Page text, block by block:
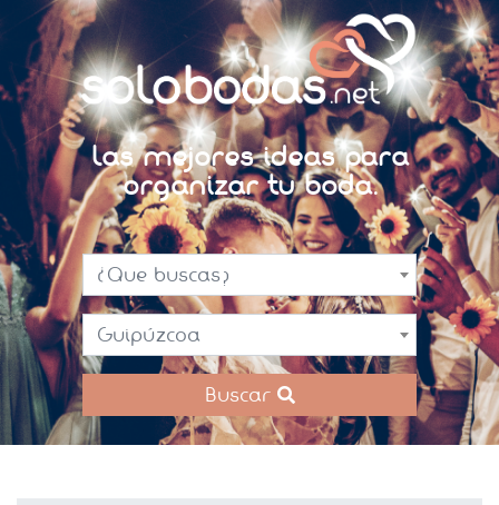
Las mejores ideas para
organizar tu boda.
¿Que buscas?
Guipúzcoa
Buscar